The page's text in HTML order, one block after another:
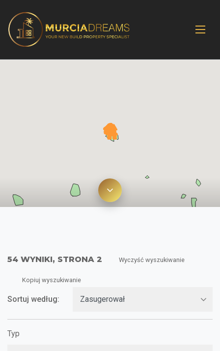
54 WYNIKI, STRONA 2 Wyczyść wyszukiwanie
Kopiuj wyszukiwanie
Sortuj według:
Typ